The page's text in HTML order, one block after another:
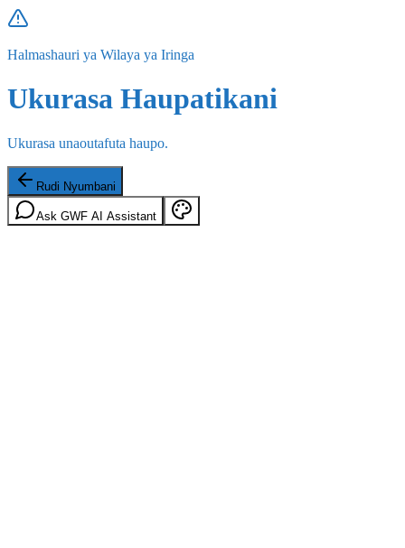
Halmashauri ya Wilaya ya Iringa
Ukurasa Haupatikani
Ukurasa unaoutafuta haupo.
Rudi Nyumbani
Ask GWF AI Assistant